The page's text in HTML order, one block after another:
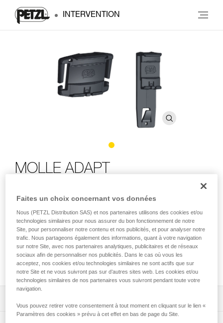
INTERVENTION
MOLLE ADAPT
Platines (horizontale et verticale) permettant de fixer une
Les platines MOLLE ADAPT permettent de fixer facilement
une lampe frontale de la gamme ARIA sur un système
MOLLE. Deux platines sont fournies, horizontale et verticale,
pour s'adapter à toutes les formes et dimensions (par
exemple, gilet, sac).
Faites un choix concernant vos données
Nous (PETZL Distribution SAS) et nos partenaires utilisons des cookies et/ou
technologies similaires pour nous assurer du bon fonctionnement de notre
Site, pour personnaliser notre contenu et nos publicités, et pour analyser notre
trafic. Nous partageons également des informations, quant à votre navigation
sur notre Site, avec nos partenaires analytiques, publicitaires et de réseaux
sociaux afin de personnaliser nos publicités. Dans le cas où vous les
acceptez, nos cookies et/ou technologies similaires ne sont actifs que sur
notre Site et ne vous suivront pas sur d’autres sites web. Les cookies et/ou
technologies similaires de nos partenaires vous suivront pendant toute votre
navigation.
Vous pouvez retirer votre consentement à tout moment en cliquant sur le lien «
Paramètres des cookies » prévu à cet effet en bas de page du Site.